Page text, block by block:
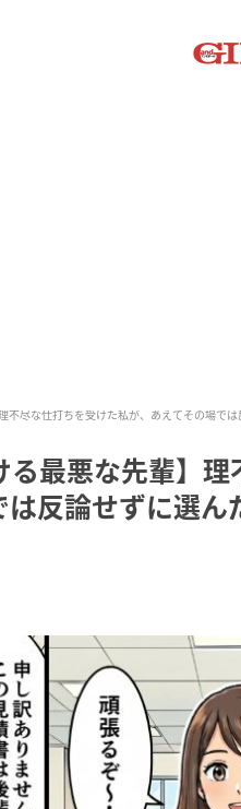
不尽な仕打ちを受けた私が、あえてその場で
る最悪な先輩】
反論せずに選ん